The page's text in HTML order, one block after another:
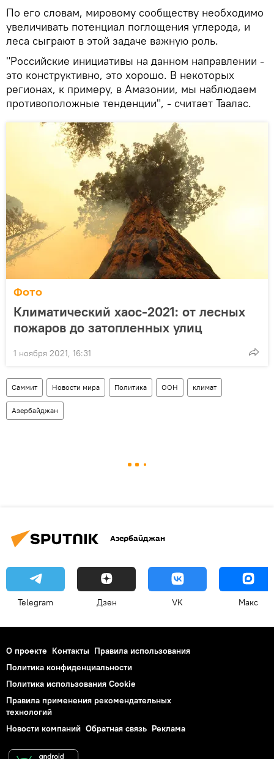
По его словам, мировому сообществу необходимо
увеличивать потенциал поглощения углерода, и
леса сыграют в этой задаче важную роль.
"Российские инициативы на данном направлении -
это конструктивно, это хорошо. В некоторых
регионах, к примеру, в Амазонии, мы наблюдаем
противоположные тенденции", - считает Таалас.
Фото
Климатический хаос-2021: от лесных
пожаров до затопленных улиц
1 ноября 2021, 16:31
Саммит Новости мира Политика ООН климат
Азербайджан
Азербайджан
Telegram Дзен VK Макс
О проекте Контакты Правила использования
Политика конфиденциальности
Политика использования Cookie
Правила применения рекомендательных
технологий
Новости компаний Обратная связь Реклама